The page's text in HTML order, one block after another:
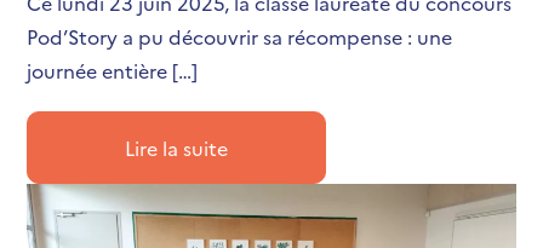
Pod’Story a pu découvrir sa récompense : une
journée entière […]
Lire la suite